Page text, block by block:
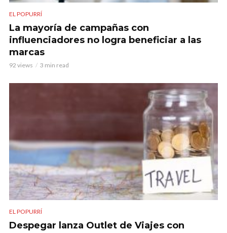
EL POPURRÍ
La mayoría de campañas con
influenciadores no logra beneficiar a las
marcas
92 views 3 min read
EL POPURRÍ
Despegar lanza Outlet de Viajes con